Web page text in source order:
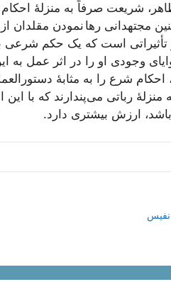
شریعت صرفاً به منزلۀ
رها نمودن مقلدان از
تأثیراتی است که یک حکم شرعی
وجودی او را در اثر عمل
شرع را به مثابۀ
منزلۀ رباتی می‌پندارند که با
ارزش بیشتری دارد.
نفیس